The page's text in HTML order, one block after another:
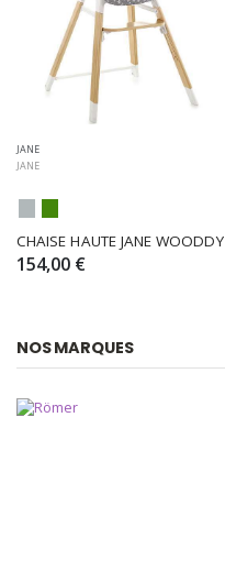
JANE
JANE
CHAISE HAUTE JANE WOODDY
154,00 €
NOS MARQUES